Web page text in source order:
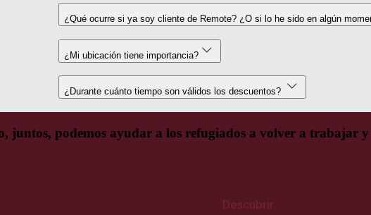
¿Qué ocurre si ya soy cliente de Remote? ¿O si lo he sido en algún
¿Mi ubicación tiene importancia?
¿Durante cuánto tiempo son válidos los descuentos?
juntos, podemos ayudar a los refugiados a volver a trabajar
Descubrir